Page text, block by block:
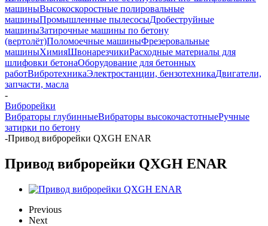
машиныВысокоскоростные полировальные
машиныПромышленные пылесосыДробеструйные
машиныЗатирочные машины по бетону
(вертолёт)Поломоечные машиныФрезеровальные
машиныХимияШвонарезчикиРасходные материалы для
шлифовки бетонаОборудование для бетонных
работВибротехникаЭлектростанции, бензотехникаДвигатели,
запчасти, масла
-
Виброрейки
Вибраторы глубинныеВибраторы высокочастотныеРучные
затирки по бетону
-Привод виброрейки QXGH ENAR
Привод виброрейки QXGH ENAR
Previous
Next